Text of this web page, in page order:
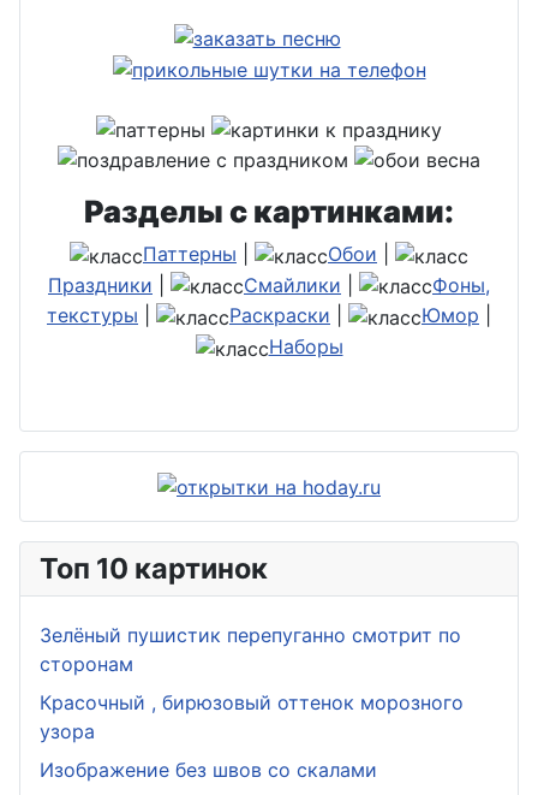
Разделы с картинками:
Паттерны Обои
Праздники
Смайлики
Фоны,
текстуры
Раскраски Юмор
Наборы
Топ 10 картинок
Зелёный пушистик перепуганно смотрит по
сторонам
Красочный , бирюзовый оттенок морозного
узора
Изображение без швов со скалами